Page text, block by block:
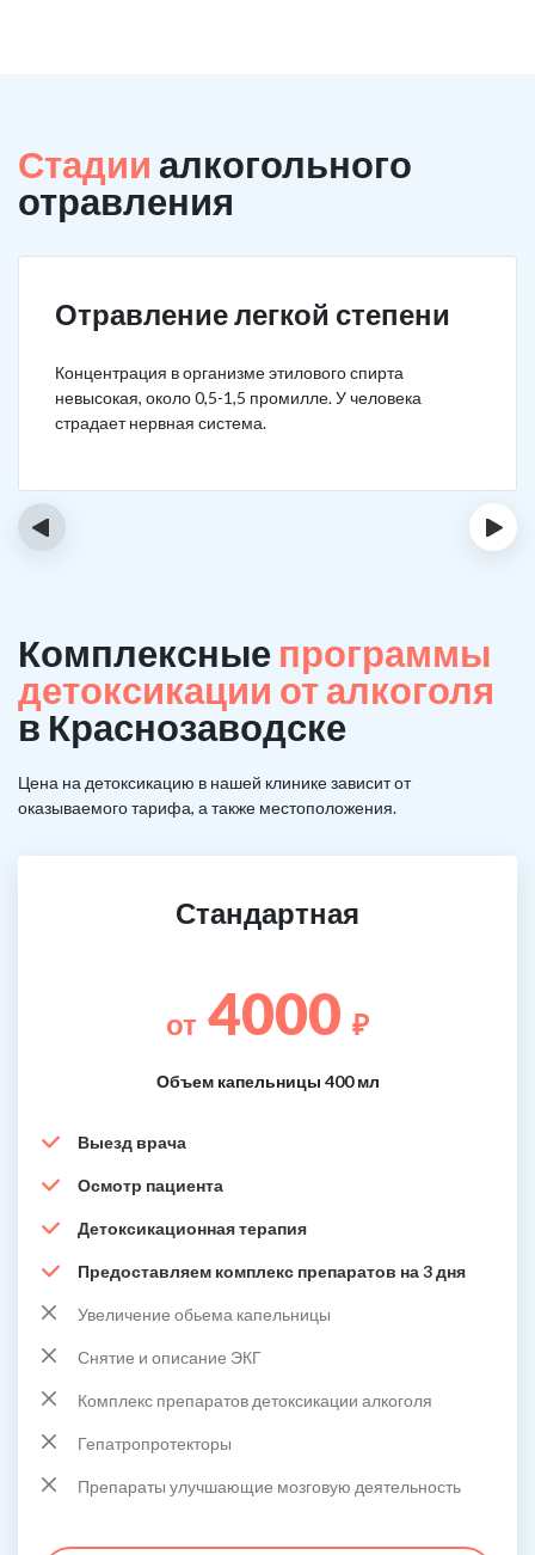
Стадии алкогольного
отравления
Отравление легкой степени
Концентрация в организме этилового спирта
невысокая, около 0,5-1,5 промилле. У человека
страдает нервная система.
‹ ›
Комплексные программы
детоксикации от алкоголя
в Краснозаводске
Цена на детоксикацию в нашей клинике зависит от
оказываемого тарифа, а также местоположения.
Стандартная
от 4000 ₽
Объем капельницы 400 мл
Выезд врача
Осмотр пациента
Детоксикационная терапия
Предоставляем комплекс препаратов на 3 дня
Увеличение обьема капельницы
Снятие и описание ЭКГ
Комплекс препаратов детоксикации алкоголя
Гепатропротекторы
Препараты улучшающие мозговую деятельность